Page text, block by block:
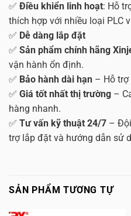
✅ Điều khiển linh hoạt: Hỗ
thích hợp với nhiều loại PLC
✅ Dễ dàng lắp đặt
✅ Sản phẩm chính hãng
vận hành ổn định.
✅ Bảo hành dài hạn – Hỗ trợ
✅ Giá tốt nhất thị trường –
hàng nhanh.
✅ Tư vấn kỹ thuật 24/7 –
trợ lắp đặt và hướng dẫn sử
SẢN PHẨM TƯƠNG TỰ